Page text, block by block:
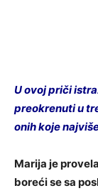
U ovoj priči
preokrenuti u
onih koje
Marija je
boreći se sa